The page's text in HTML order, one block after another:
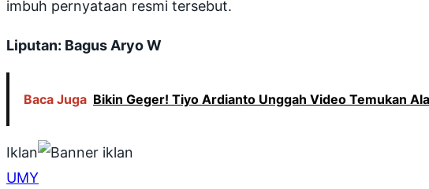
imbuh pernyataan resmi tersebut.
Liputan: Bagus Aryo W
Baca Juga Bikin Geger! Tiyo Ardianto Unggah Video Temukan
Iklan
UMY